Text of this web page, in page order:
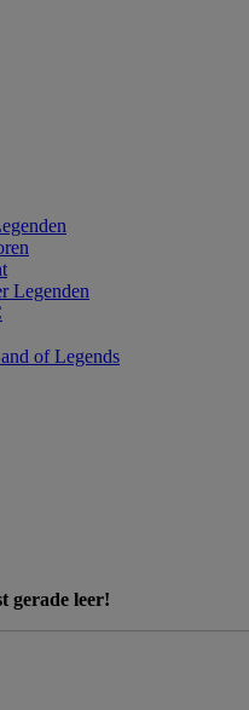
Legenden
of Legends
gerade leer!